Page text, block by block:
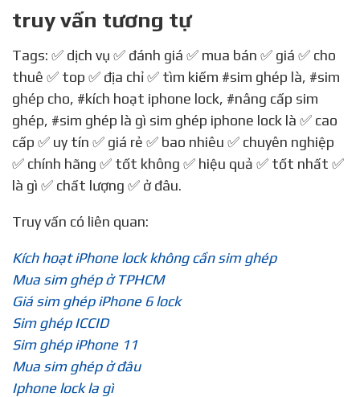
truy vấn tương tự
Tags: ✅ dịch vụ ✅ đánh giá ✅ mua bán ✅ giá ✅ cho
thuê ✅ top ✅ địa chỉ ✅ tìm kiếm #sim ghép là, #sim
ghép cho, #kích hoạt iphone lock, #nâng cấp sim
ghép, #sim ghép là gì sim ghép iphone lock là ✅ cao
cấp ✅ uy tín ✅ giá rẻ ✅ bao nhiêu ✅ chuyên nghiệp
✅ chính hãng ✅ tốt không ✅ hiệu quả ✅ tốt nhất ✅
là gì ✅ chất lượng ✅ ở đâu.
Truy vấn có liên quan:
Kích hoạt iPhone lock không cần sim ghép
Mua sim ghép ở TPHCM
Giá sim ghép iPhone 6 lock
Sim ghép ICCID
Sim ghép iPhone 11
Mua sim ghép ở đâu
Iphone lock la gì